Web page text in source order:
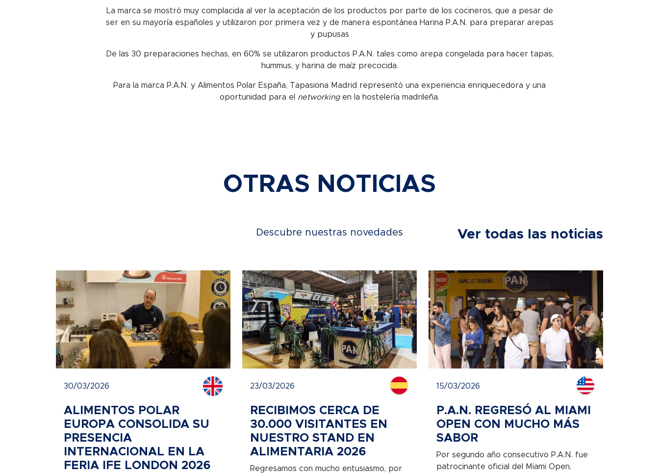
La marca se mostró muy complacida al ver la aceptación de los productos por parte de los cocineros, que a pesar de
ser en su mayoría españoles y utilizaron por primera vez y de manera espontánea Harina P.A.N. para preparar arepas
y pupusas
De las 30 preparaciones hechas, en 60% se utilizaron productos P.A.N. tales como arepa congelada para hacer tapas,
hummus, y harina de maíz precocida.
Para la marca P.A.N. y Alimentos Polar España, Tapasiona Madrid representó una experiencia enriquecedora y una
oportunidad para el
networkingen la hostelería madrileña.
OTRAS NOTICIAS
Descubre nuestras novedades Ver todas las noticias
30/03/2026
ALIMENTOS POLAR
EUROPA CONSOLIDA SU
PRESENCIA
INTERNACIONAL EN LA
FERIA IFE LONDON 2026
23/03/2026
RECIBIMOS CERCA DE
30.000 VISITANTES EN
NUESTRO STAND EN
ALIMENTARIA 2026
Regresamos con mucho entusiasmo, por
15/03/2026
P.A.N. REGRESÓ AL MIAMI
OPEN CON MUCHO MÁS
SABOR
Por segundo año consecutivo P.A.N. fue
patrocinante oficial del Miami Open,